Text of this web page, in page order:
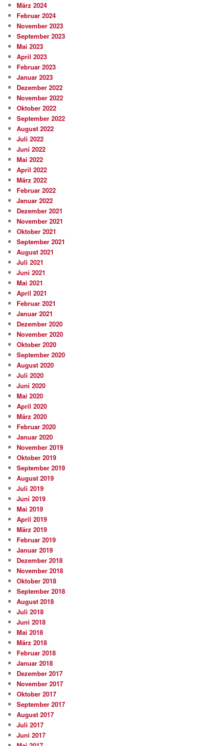
März 2024
Februar 2024
November 2023
September 2023
Mai 2023
April 2023
Februar 2023
Januar 2023
Dezember 2022
November 2022
Oktober 2022
September 2022
August 2022
Juli 2022
Juni 2022
Mai 2022
April 2022
März 2022
Februar 2022
Januar 2022
Dezember 2021
November 2021
Oktober 2021
September 2021
August 2021
Juli 2021
Juni 2021
Mai 2021
April 2021
Februar 2021
Januar 2021
Dezember 2020
November 2020
Oktober 2020
September 2020
August 2020
Juli 2020
Juni 2020
Mai 2020
April 2020
März 2020
Februar 2020
Januar 2020
November 2019
Oktober 2019
September 2019
August 2019
Juli 2019
Juni 2019
Mai 2019
April 2019
März 2019
Februar 2019
Januar 2019
Dezember 2018
November 2018
Oktober 2018
September 2018
August 2018
Juli 2018
Juni 2018
Mai 2018
März 2018
Februar 2018
Januar 2018
Dezember 2017
November 2017
Oktober 2017
September 2017
August 2017
Juli 2017
Juni 2017